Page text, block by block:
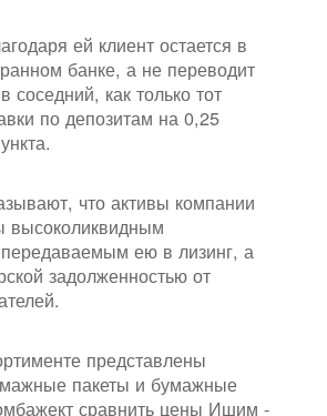
ей клиент остается в
банке, а не переводит
соседний, как только тот
по депозитам на 0,25
что активы компании
высоколиквидным
ею в лизинг, а
задолженностью от
представлены
пакеты и бумажные
сравнить цены Ишим -